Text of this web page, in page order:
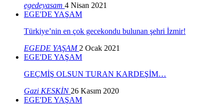
egedeyasam 4 Nisan 2021
EGE'DE YAŞAM
Türkiye’nin en çok gecekondu bulunan şehri İzmir!
EGEDE YAŞAM 2 Ocak 2021
EGE'DE YAŞAM
GEÇMİŞ OLSUN TURAN KARDEŞİM…
Gazi KESKİN 26 Kasım 2020
EGE'DE YAŞAM